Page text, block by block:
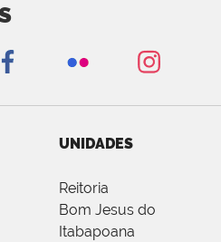
UNIDADES
Reitoria
Bom Jesus do
Itabapoana